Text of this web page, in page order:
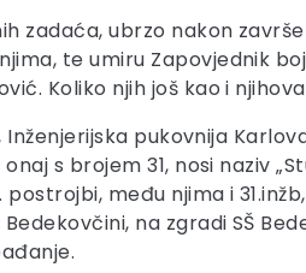
zadaća, ubrzo nakon
te umiru Zapovjednik
Koliko njih još kao i
pukovnija
s brojem 31, nosi naziv
među njima i
na zgradi SŠ